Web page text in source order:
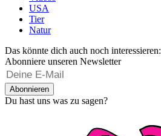
USA
Tier
Natur
Das könnte dich auch noch interessieren:
Abonniere unseren Newsletter
Abonnieren
Du hast uns was zu sagen?